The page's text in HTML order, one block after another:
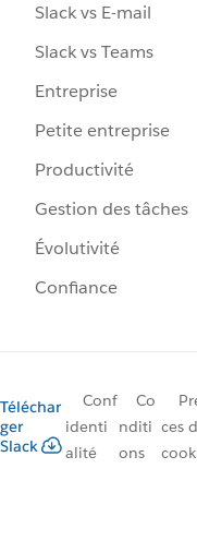
Slack vs E-mail
Slack vs Teams
Entreprise
Petite entreprise
Productivité
Gestion des tâches
Évolutivité
Confiance
Téléchar
ger
Slack
Conf
identi
alité
Co
nditi
ons
ces